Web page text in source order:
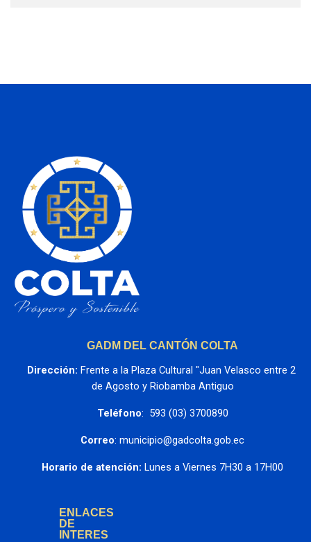
GADM DEL CANTÓN COLTA
Dirección: Frente a la Plaza Cultural "Juan Velasco entre 2
de Agosto y Riobamba Antiguo
Teléfono:  593 (03) 3700890
Correo: municipio@gadcolta.gob.ec
Horario de atención: Lunes a Viernes 7H30 a 17H00
ENLACES
DE
INTERES